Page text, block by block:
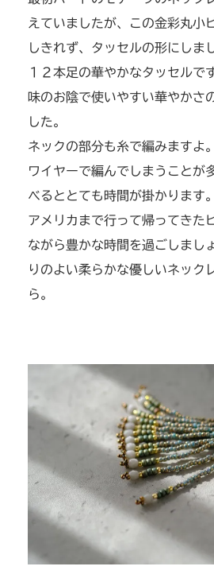
えていましたが、この金彩丸小
しきれず、タッセルの形にしま
１２本足の華やかなタッセルで
味のお陰で使いやすい華やかさ
した。
ネックの部分も糸で編みますよ
ワイヤーで編んでしまうことが
べるととても時間が掛かります。
アメリカまで行って帰ってきた
ながら豊かな時間を過ごしまし
りのよい柔らかな優しいネック
ら。